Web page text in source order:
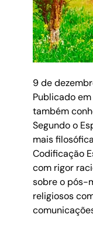
9 de
Publicado em
também
Segundo o
mais
Codificação
com rigor
sobre o pós-
religiosos